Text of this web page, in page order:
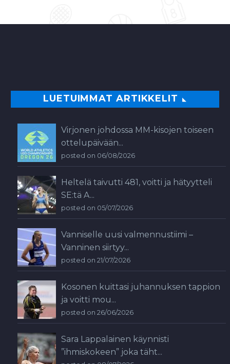
LUETUIMMAT ARTIKKELIT
Virjonen johdossa MM-kisojen toiseen
ottelupäivään...
posted on 06/08/2026
Heltelä taivutti 481, voitti ja hätyytteli
SE:tä A...
posted on 05/07/2026
Vanniselle uusi valmennustiimi –
Vanninen siirtyy...
posted on 21/07/2026
Kosonen kuittasi juhannuksen tappion
ja voitti mou...
posted on 26/06/2026
Sara Lappalainen käynnisti
”ihmiskokeen” joka täht...